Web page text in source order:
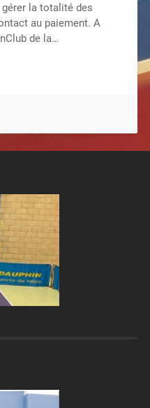
la totalité des
au paiement. A
de la…